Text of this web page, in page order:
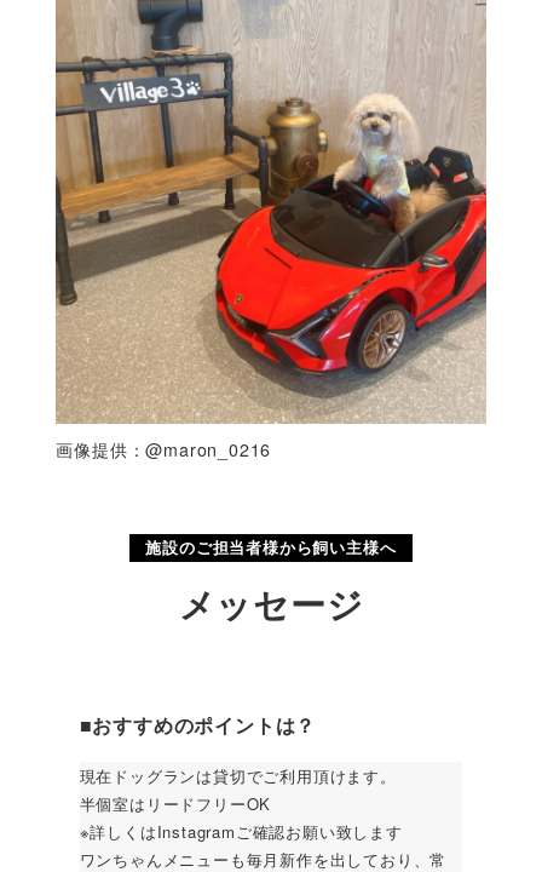
画像提供：@maron_0216
施設のご担当者様から飼い主様へ
メッセージ
■おすすめのポイントは？
現在ドッグランは貸切でご利用頂けます。
半個室はリードフリーOK
※詳しくはInstagramご確認お願い致します
ワンちゃんメニューも毎月新作を出しており、常